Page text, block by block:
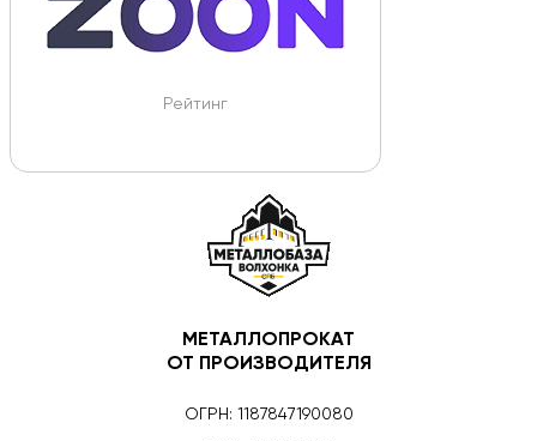
Рейтинг
МЕТАЛЛОПРОКАТ
ОТ ПРОИЗВОДИТЕЛЯ
ОГРН: 1187847190080